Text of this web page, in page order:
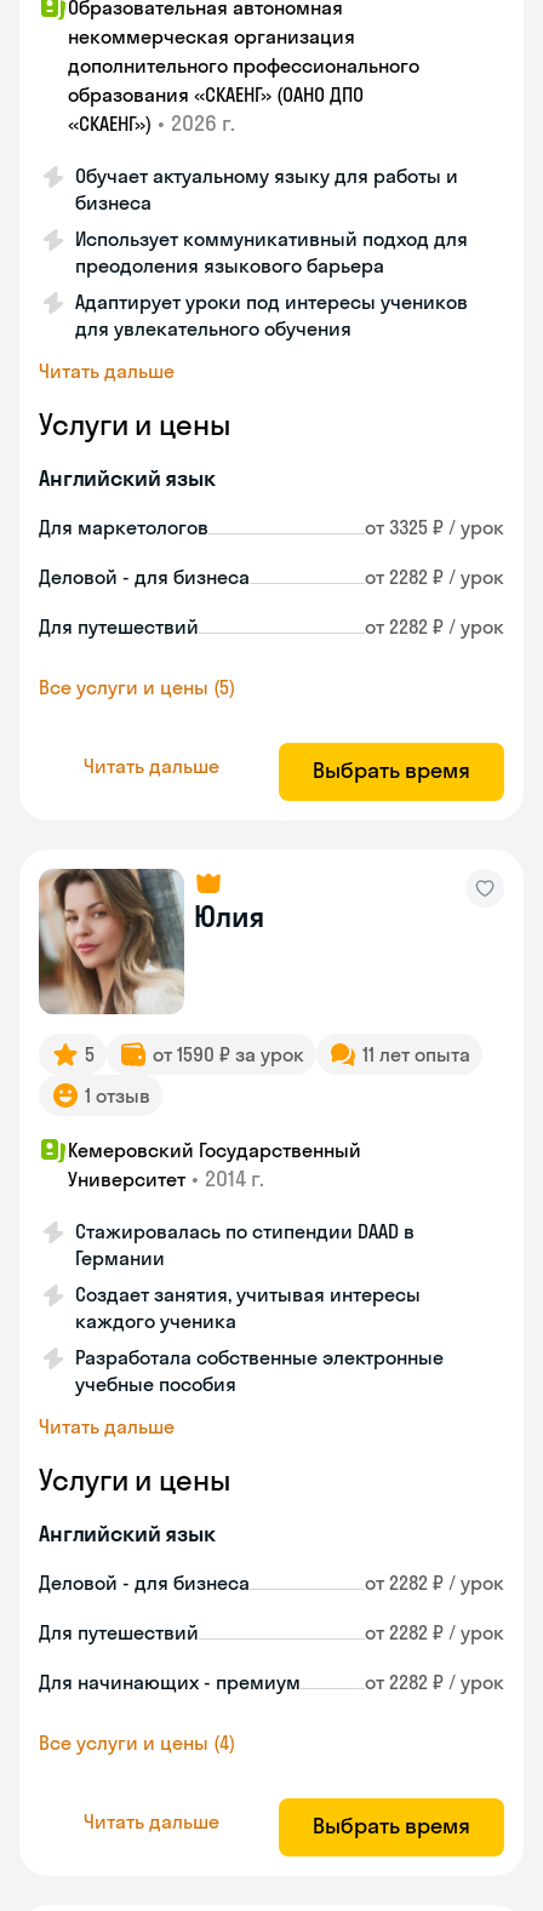
Образовательная автономная
некоммерческая организация
дополнительного профессионального
образования «СКАЕНГ» (ОАНО ДПО
«СКАЕНГ») • 2026 г.
Обучает актуальному языку для работы и
бизнеса
Использует коммуникативный подход для
преодоления языкового барьера
Адаптирует уроки под интересы учеников
для увлекательного обучения
Читать дальше
Услуги и цены
Английский язык
Для маркетологов от 3325 ₽ / урок
Деловой - для бизнеса от 2282 ₽ / урок
Для путешествий от 2282 ₽ / урок
Все услуги и цены (5)
Читать дальше Выбрать время
Юлия
5 от 1590 ₽ за урок
11 лет опыта
1 отзыв
Кемеровский Государственный
Университет • 2014 г.
Стажировалась по стипендии DAAD в
Германии
Создает занятия, учитывая интересы
каждого ученика
Разработала собственные электронные
учебные пособия
Читать дальше
Услуги и цены
Английский язык
Деловой - для бизнеса от 2282 ₽ / урок
Для путешествий от 2282 ₽ / урок
Для начинающих - премиум от 2282 ₽ / урок
Все услуги и цены (4)
Читать дальше Выбрать время